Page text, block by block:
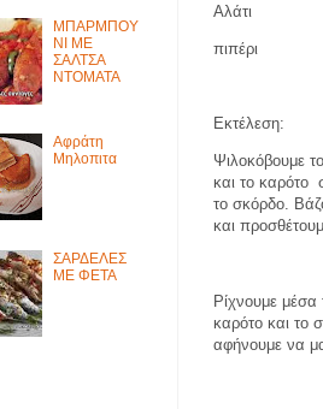
Αλάτι
πιπέρι
Εκτέλεση:
Ψιλοκόβουμε
και το καρότο
το σκόρδο.
και
Ρίχνουμε μέσα
καρότο και το
αφήνουμε να
ΜΠΑΡΜΠΟΥ
ΝΙ ΜΕ
ΣΑΛΤΣΑ
ΝΤΟΜΑΤΑ
Αφράτη
Μηλοπιτα
ΣΑΡΔΕΛΕΣ
ΜΕ ΦΕΤΑ